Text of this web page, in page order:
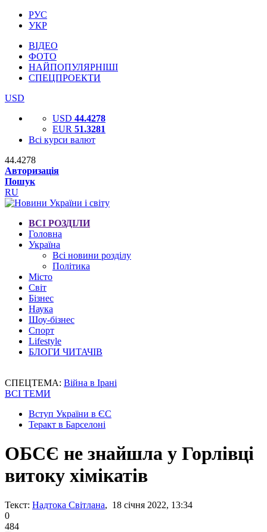
РУС
УКР
ВІДЕО
ФОТО
НАЙПОПУЛЯРНІШІ
СПЕЦПРОЕКТИ
USD
USD 44.4278
EUR 51.3281
Всі курси валют
44.4278
Авторизація
Пошук
RU
ВСІ РОЗДІЛИ
Головна
Україна
Всі новини розділу
Політика
Місто
Світ
Бізнес
Наука
Шоу-бізнес
Спорт
Lifestyle
БЛОГИ ЧИТАЧІВ
СПЕЦТЕМА: Війна в Ірані
ВСІ ТЕМИ
Вступ України в ЄС
Теракт в Барселоні
ОБСЄ не знайшла у Горлівці
витоку хімікатів
Текст: Надтока Світлана, 18 січня 2022, 13:34
0
484